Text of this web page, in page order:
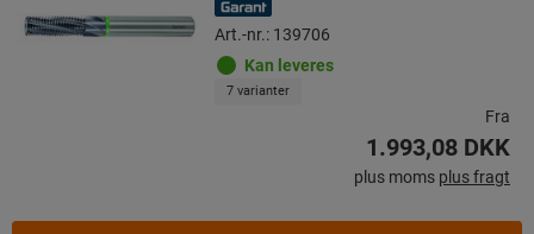
Art.-nr.: 139706
Kan leveres
7 varianter
Fra
1.993,08 DKK
plus moms plus fragt